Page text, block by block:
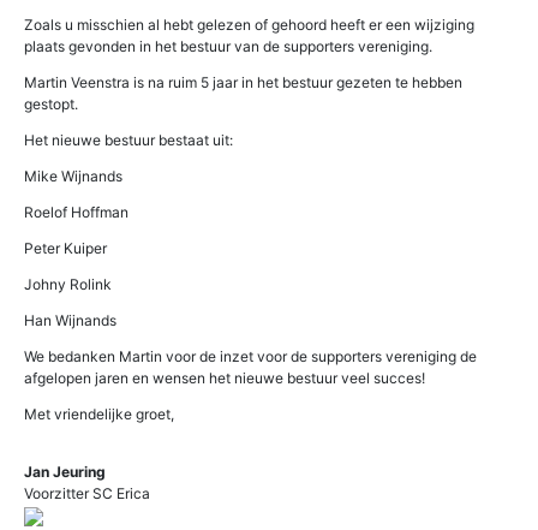
Zoals u misschien al hebt gelezen of gehoord heeft er een wijziging
plaats gevonden in het bestuur van de supporters vereniging.
Martin Veenstra is na ruim 5 jaar in het bestuur gezeten te hebben
gestopt.
Het nieuwe bestuur bestaat uit:
Mike Wijnands
Roelof Hoffman
Peter Kuiper
Johny Rolink
Han Wijnands
We bedanken Martin voor de inzet voor de supporters vereniging de
afgelopen jaren en wensen het nieuwe bestuur veel succes!
Met vriendelijke groet,
Jan Jeuring
Voorzitter SC Erica